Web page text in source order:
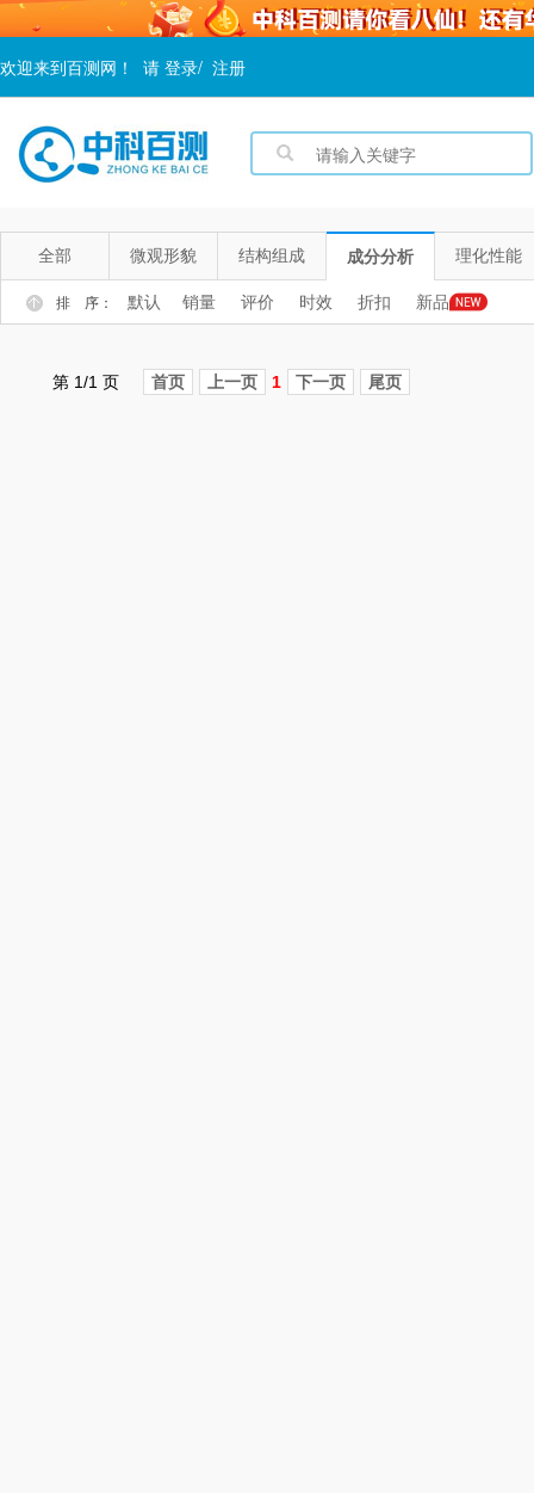
欢迎来到百测网！ 请 登录/ 注册
全部 微观形貌 结构组成 成分分析 理化性能
排 序： 默认 销量 评价 时效 折扣 新品
第 1/1 页 首页 上一页 1 下一页 尾页